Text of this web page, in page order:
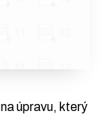
úpravu, který